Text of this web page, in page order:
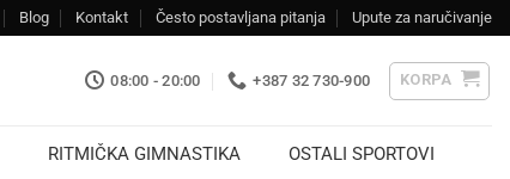
Blog Kontakt Često postavljana pitanja Upute za naručivanje
08:00 - 20:00 +387 32 730-900 KORPA
RITMIČKA GIMNASTIKA OSTALI SPORTOVI